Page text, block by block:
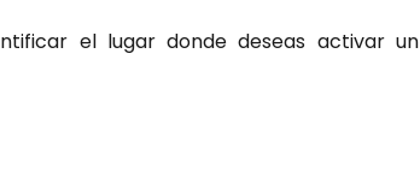
el lugar donde deseas activar un